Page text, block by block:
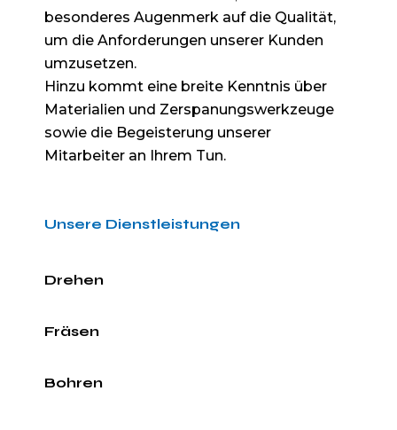
besonderes Augenmerk auf die Qualität,
um die Anforderungen unserer Kunden
umzusetzen.
Hinzu kommt eine breite Kenntnis über
Materialien und Zerspanungswerkzeuge
sowie die Begeisterung unserer
Mitarbeiter an Ihrem Tun.
Unsere Dienstleistungen
Drehen
Fräsen
Bohren